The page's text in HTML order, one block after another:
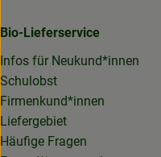
Bio-Lieferservice
Infos für Neukund*innen
Schulobst
Firmenkund*innen
Liefergebiet
Häufige Fragen